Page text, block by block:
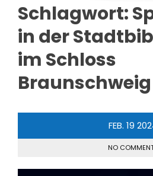
Schlagwort:
in der
im Schloss
Braunschweig
FEB. 19
NO